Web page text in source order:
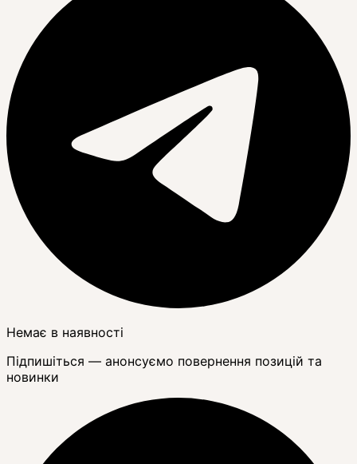
Немає в наявності
Підпишіться — анонсуємо повернення позицій та
новинки